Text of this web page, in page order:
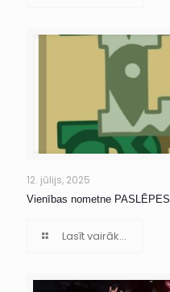
12. jūlijs, 2025
Vienības nometne PASLĒPES
Lasīt vairāk...